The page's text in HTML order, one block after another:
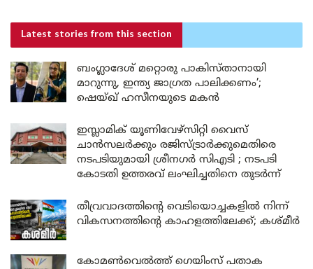
Latest stories from this section
ബംഗ്ലാദേശ് മറ്റൊരു പാകിസ്താനായി
മാറുന്നു, ഇന്ത്യ ജാഗ്രത പാലിക്കണം’;
ഷെയ്ഖ് ഹസീനയുടെ മകൻ
ഇസ്ലാമിക് യൂണിവേഴ്സിറ്റി വൈസ്
ചാൻസലർക്കും രജിസ്ട്രാർക്കുമെതിരെ
നടപടിയുമായി ശ്രീനഗർ സിഎടി ; നടപടി
കോടതി ഉത്തരവ് ലംഘിച്ചതിനെ തുടർന്ന്
തീവ്രവാദത്തിന്റെ വെടിയൊച്ചകളിൽ നിന്ന്
വികസനത്തിന്റെ കാഹളത്തിലേക്ക്; കശ്മീർ
കോമൺവെൽത്ത് ഗെയിംസ് പതാക